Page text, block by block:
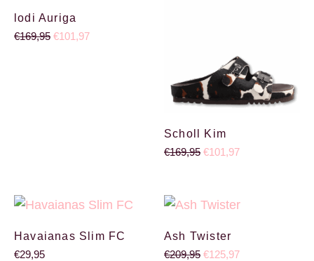
lodi Auriga
€169,95 €101,97
Scholl Kim
€169,95 €101,97
Havaianas Slim FC
€29,95
Ash Twister
€209,95
Oorspronkelijke prijs
€125,97
Huidige prijs is: